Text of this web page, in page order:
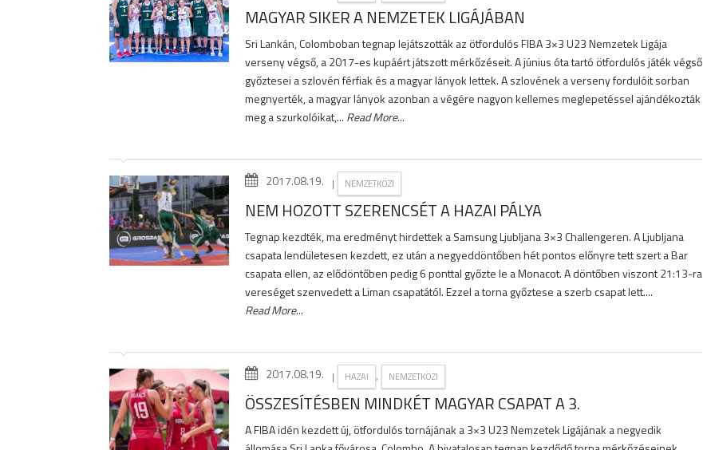
MAGYAR SIKER A NEMZETEK LIGÁJÁBAN
Sri Lankán, Colomboban tegnap lejátszották az ötfordulós FIBA 3×3 U23 Nemzetek Ligája
verseny végső, a 2017-es kupáért játszott mérkőzéseit. A június óta tartó ötfordulós játék végső
győztesei a szlovén férfiak és a magyar lányok lettek. A szlovének a verseny fordulóit sorban
megnyerték, a magyar lányok azonban a végére nagyon kellemes meglepetéssel ajándékozták
meg a szurkolóikat,... Read More...
2017.08.19. | NEMZETKÖZI
NEM HOZOTT SZERENCSÉT A HAZAI PÁLYA
Tegnap kezdték, ma eredményt hirdettek a Samsung Ljubljana 3×3 Challengeren. A Ljubljana
csapata lendületesen kezdett, ez után a negyeddöntőben hét pontos előnyre tett szert a Bar
csapata ellen, az elődöntőben pedig 6 ponttal győzte le a Monacot. A döntőben viszont 21:13-ra
vereséget szenvedett a Liman csapatától. Ezzel a torna győztese a szerb csapat lett....
Read More...
2017.08.19. | HAZAI , NEMZETKÖZI
ÖSSZESÍTÉSBEN MINDKÉT MAGYAR CSAPAT A 3.
A FIBA idén kezdett új, ötfordulós tornájának a 3×3 U23 Nemzetek Ligájának a negyedik